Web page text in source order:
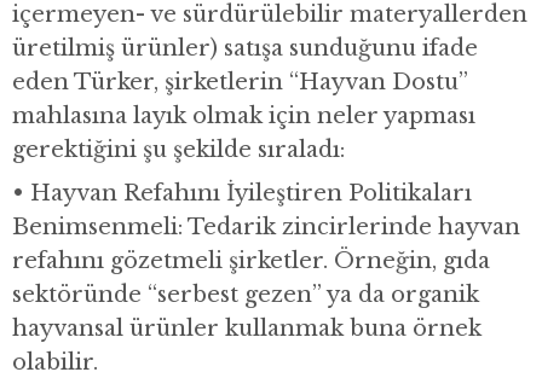
içermeyen- ve sürdürülebilir materyallerden
üretilmiş ürünler) satışa sunduğunu ifade
eden Türker, şirketlerin “Hayvan Dostu”
mahlasına layık olmak için neler yapması
gerektiğini şu şekilde sıraladı:
• Hayvan Refahını İyileştiren Politikaları
Benimsenmeli: Tedarik zincirlerinde hayvan
refahını gözetmeli şirketler. Örneğin, gıda
sektöründe “serbest gezen” ya da organik
hayvansal ürünler kullanmak buna örnek
olabilir.